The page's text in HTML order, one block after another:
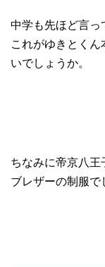
中学も先ほど言っ
これがゆきとく
いでしょうか。
ちなみに帝京八王
ブレザーの制服